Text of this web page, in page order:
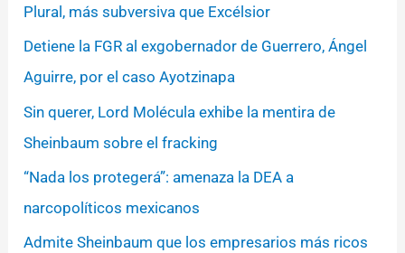
Plural, más subversiva que Excélsior
Detiene la FGR al exgobernador de Guerrero, Ángel
Aguirre, por el caso Ayotzinapa
Sin querer, Lord Molécula exhibe la mentira de
Sheinbaum sobre el fracking
“Nada los protegerá”: amenaza la DEA a
narcopolíticos mexicanos
Admite Sheinbaum que los empresarios más ricos